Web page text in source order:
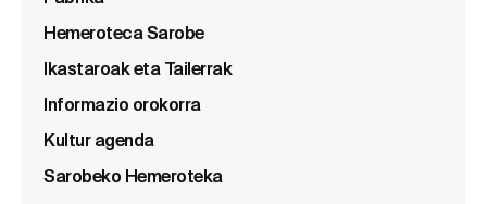
Hemeroteca Sarobe
Ikastaroak eta Tailerrak
Informazio orokorra
Kultur agenda
Sarobeko Hemeroteka